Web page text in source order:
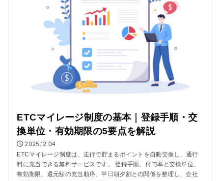
ETCマイレージ制度の基本｜登録手順・交
換単位・有効期限の5要点を解説
2025.12.04
ETCマイレージ制度は、走行で貯まるポイントを自動交換し、通行
料に充当できる無料サービスです。 登録手順、付与率と交換単位、
有効期限、還元額の充当順序、平日朝夕割との関係を整理し、会社